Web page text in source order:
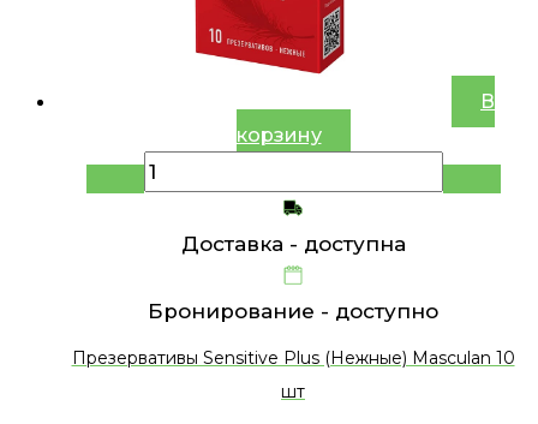
В
корзину
Доставка - доступна
Бронирование - доступно
Презервативы Sensitive Plus (Нежные) Masculan 10
шт